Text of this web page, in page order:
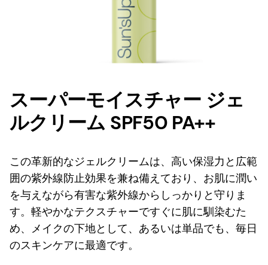
スーパーモイスチャー ジェ
ルクリーム SPF50 PA++
この革新的なジェルクリームは、高い保湿力と広範
囲の紫外線防止効果を兼ね備えており、お肌に潤い
を与えながら有害な紫外線からしっかりと守りま
す。軽やかなテクスチャーですぐに肌に馴染むた
め、メイクの下地として、あるいは単品でも、毎日
のスキンケアに最適です。